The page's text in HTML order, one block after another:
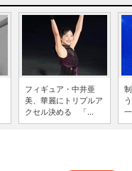
フィギュア・中井亜
美、華麗にトリプルア
クセル決める 「...